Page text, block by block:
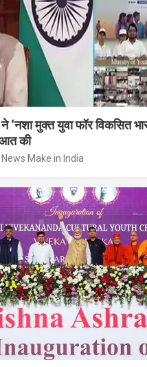
ने ‘नशा मुक्त युवा फॉर विकसित
की
News Make in India